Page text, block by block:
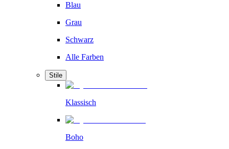
Blau
Grau
Schwarz
Alle Farben
Stile
Klassisch
Boho